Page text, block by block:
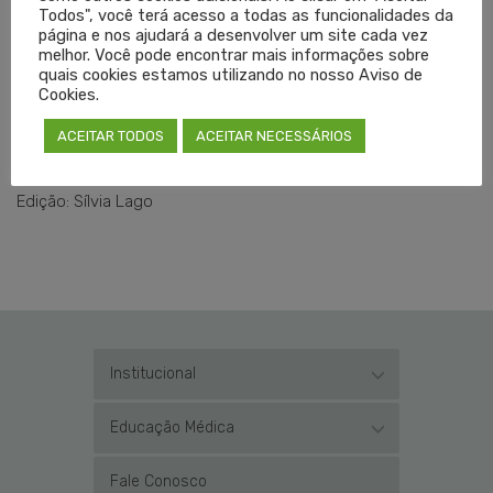
O Cremers, representado por Jimenez, que também atua
em comissões da Febrasgo, se posiciona contra a
criminalização da Obstetrícia e em defesa de um parto
Edição: Sílvia Lago
Institucional
Educação Médica
Fale Conosco
Todos", você terá acesso a todas as funcionalidades da
página e nos ajudará a desenvolver um site cada vez
melhor. Você pode encontrar mais informações sobre
quais cookies estamos utilizando no nosso Aviso de
Cookies.
ACEITAR TODOS ACEITAR NECESSÁRIOS